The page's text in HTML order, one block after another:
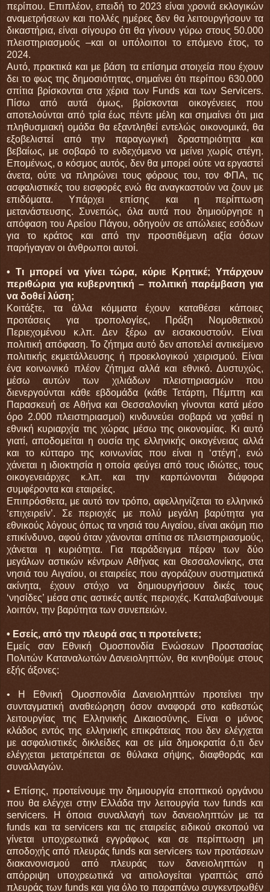
περίπου. Επιπλέον, επειδή το 2023 είναι χρονιά εκλογικών
αναμετρήσεων και πολλές ημέρες δεν θα λειτουργήσουν τα
δικαστήρια, είναι σίγουρο ότι θα γίνουν γύρω στους 50.000
πλειστηριασμούς –και οι υπόλοιποι το επόμενο έτος, το
2024.
Αυτό, πρακτικά και με βάση τα επίσημα στοιχεία που έχουν
δει το φως της δημοσιότητας, σημαίνει ότι περίπου 630.000
σπίτια βρίσκονται στα χέρια των Funds και των Servicers.
Πίσω από αυτά όμως, βρίσκονται οικογένειες που
αποτελούνται από τρία έως πέντε μέλη και σημαίνει ότι μια
πληθυσμιακή ομάδα θα εξαντληθεί εντελώς οικονομικά, θα
εξοβελιστεί από την παραγωγική δραστηριότητα και
βεβαίως, με σοβαρό το ενδεχόμενο να μείνει χωρίς στέγη.
Επομένως, ο κόσμος αυτός, δεν θα μπορεί ούτε να εργαστεί
άνετα, ούτε να πληρώνει τους φόρους του, τον ΦΠΑ, τις
ασφαλιστικές του εισφορές ενώ θα αναγκαστούν να ζουν με
επιδόματα. Υπάρχει επίσης και η περίπτωση
μετανάστευσης. Συνεπώς, όλα αυτά που δημιούργησε η
απόφαση του Αρείου Πάγου, οδηγούν σε απώλειες εσόδων
για το κράτος και από την προστιθέμενη αξία όσων
παρήγαγαν οι άνθρωποι αυτοί.
• Τι μπορεί να γίνει τώρα, κύριε Κρητικέ; Υπάρχουν
περιθώρια για κυβερνητική – πολιτική παρέμβαση για
να δοθεί λύση;
Κοιτάξτε, τα άλλα κόμματα έχουν καταθέσει κάποιες
προτάσεις για τροπολογίες, Πράξη Νομοθετικού
Περιεχομένου κ.λπ. Δεν ξέρω αν εισακουστούν. Είναι
πολιτική απόφαση. Το ζήτημα αυτό δεν αποτελεί αντικείμενο
πολιτικής εκμετάλλευσης ή προεκλογικού χειρισμού. Είναι
ένα κοινωνικό πλέον ζήτημα αλλά και εθνικό. Δυστυχώς,
μέσω αυτών των χιλιάδων πλειστηριασμών που
διενεργούνται κάθε εβδομάδα (κάθε Τετάρτη, Πέμπτη και
Παρασκευή σε Αθήνα και Θεσσαλονίκη γίνονται κατά μέσο
όρο 2.000 πλειστηριασμοί) κινδυνεύει σοβαρά να χαθεί η
εθνική κυριαρχία της χώρας μέσω της οικονομίας. Κι αυτό
γιατί, αποδομείται η ουσία της ελληνικής οικογένειας αλλά
και το κύτταρο της κοινωνίας που είναι η ‘στέγη’, ενώ
χάνεται η ιδιοκτησία η οποία φεύγει από τους ιδιώτες, τους
οικογενειάρχες κ.λπ. και την καρπώνονται διάφορα
συμφέροντα και εταιρείες.
Επιπρόσθετα, με αυτό τον τρόπο, αφελληνίζεται το ελληνικό
‘επιχειρείν’. Σε περιοχές με πολύ μεγάλη βαρύτητα για
εθνικούς λόγους όπως τα νησιά του Αιγαίου, είναι ακόμη πιο
επικίνδυνο, αφού όταν χάνονται σπίτια σε πλειστηριασμούς,
χάνεται η κυριότητα. Για παράδειγμα πέραν των δύο
μεγάλων αστικών κέντρων Αθήνας και Θεσσαλονίκης, στα
νησιά του Αιγαίου, οι εταιρείες που αγοράζουν συστηματικά
ακίνητα, έχουν στόχο να δημιουργήσουν δικές τους
‘νησίδες’ μέσα στις αστικές αυτές περιοχές. Καταλαβαίνουμε
λοιπόν, την βαρύτητα των συνεπειών.
• Εσείς, από την πλευρά σας τι προτείνετε;
Εμείς σαν Εθνική Ομοσπονδία Ενώσεων Προστασίας
Πολιτών Καταναλωτών Δανειοληπτών, θα κινηθούμε στους
εξής άξονες:
• Η Εθνική Ομοσπονδία Δανειοληπτών προτείνει την
συνταγματική αναθεώρηση όσον αναφορά στο καθεστώς
λειτουργίας της Ελληνικής Δικαιοσύνης. Είναι ο μόνος
κλάδος εντός της ελληνικής επικράτειας που δεν ελέγχεται
με ασφαλιστικές δικλείδες και σε μία δημοκρατία ό,τι δεν
ελέγχεται μετατρέπεται σε θύλακα σήψης, διαφθοράς και
συναλλαγών.
• Επίσης, προτείνουμε την δημιουργία εποπτικού οργάνου
που θα ελέγχει στην Ελλάδα την λειτουργία των funds και
servicers. Η όποια συναλλαγή των δανειοληπτών με τα
funds και τα servicers και τις εταιρείες ειδικού σκοπού να
γίνεται υποχρεωτικά εγγράφως και σε περίπτωση μη
αποδοχής από πλευράς funds και servicers των προτάσεων
διακανονισμού από πλευράς των δανειοληπτών η
απόρριψη υποχρεωτικά να αιτιολογείται γραπτώς από
πλευράς των funds και για όλο το παραπάνω συγκεντρωθέν